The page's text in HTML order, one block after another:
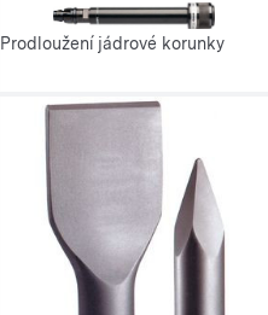
Prodloužení jádrové korunky